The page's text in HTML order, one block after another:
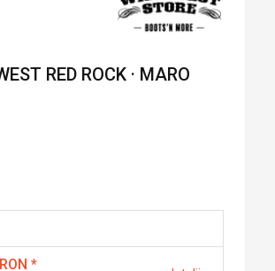
RED ROCK · MARO
*